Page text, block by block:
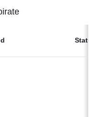
Status